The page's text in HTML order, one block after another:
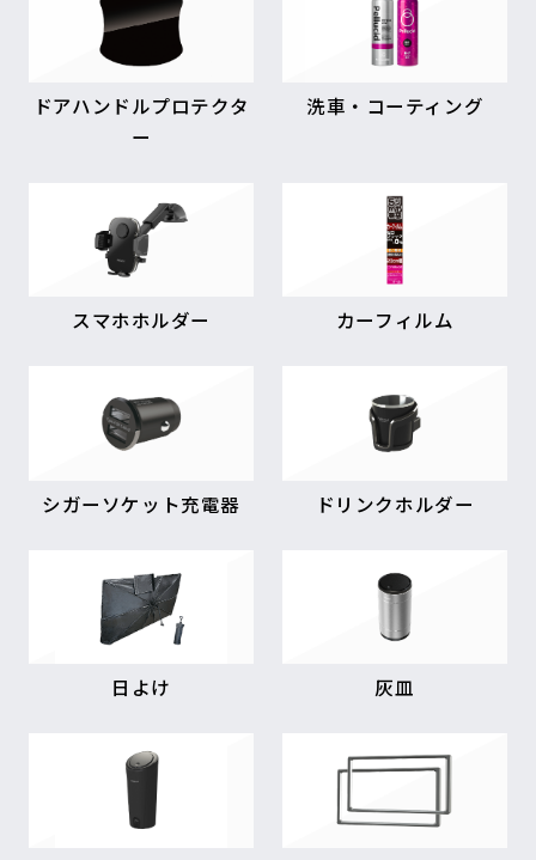
ドアハンドルプロテクタ
ー
洗車・コーティング
スマホホルダー カーフィルム
シガーソケット充電器 ドリンクホルダー
日よけ 灰皿